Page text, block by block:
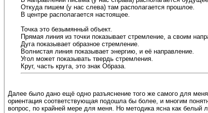
Откуда пишем (у нас слева) там располагается прошлое.
В центре располагается настоящее.
Точка это безымянный объект.
Прямая линия из точки показывает стремление, а своим
Дуга показывает образное стремление.
Волнистая линия показывает энергию, и её направление.
Угол может показывать твердь стремления.
Круг, часть круга, это знак Образа.
Далее было дано ещё одно разъяснение того же самого для
ориентация соответствующая подошла бы более, и многим
вопрос, по крайней мере для меня. Но методика ясна как белый